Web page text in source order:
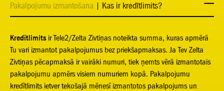
Pakalpojumu izmantošana | Kas ir kredītlimits?
Kredītlimitsir Tele2/Zelta Zivtiņas noteikta summa, kuras apmērā
Tu vari izmantot pakalpojumus bez priekšapmaksas. Ja Tev Zelta
Zivtiņas pēcapmaksā ir vairāki numuri, tiek ņemts vērā izmantotais
pakalpojumu apmērs visiem numuriem kopā. Pakalpojumu
kredītlimits ietver tekošajā mēnesī izmantotos pakalpojums un